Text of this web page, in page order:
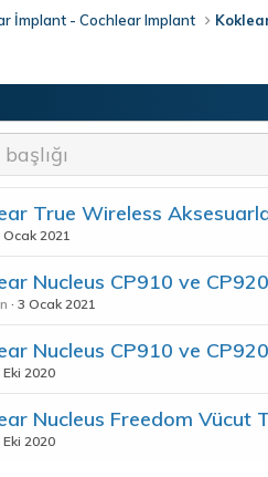
İmplant - Cochlear Implant
True Wireless
Ocak 2021
Nucleus CP910 ve
3 Ocak 2021
Nucleus CP910 ve
Eki 2020
Nucleus Freedom Vücut
Eki 2020